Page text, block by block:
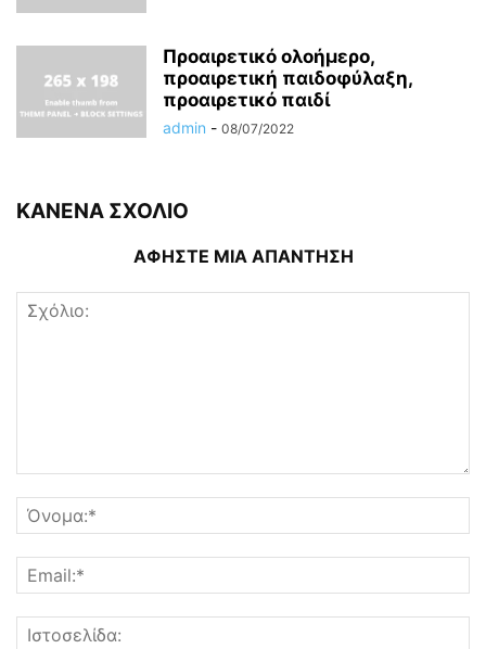
Προαιρετικό ολοήμερο,
προαιρετική παιδοφύλαξη,
προαιρετικό παιδί
admin - 08/07/2022
ΚΑΝΕΝΑ ΣΧΟΛΙΟ
ΑΦΗΣΤΕ ΜΙΑ ΑΠΑΝΤΗΣΗ